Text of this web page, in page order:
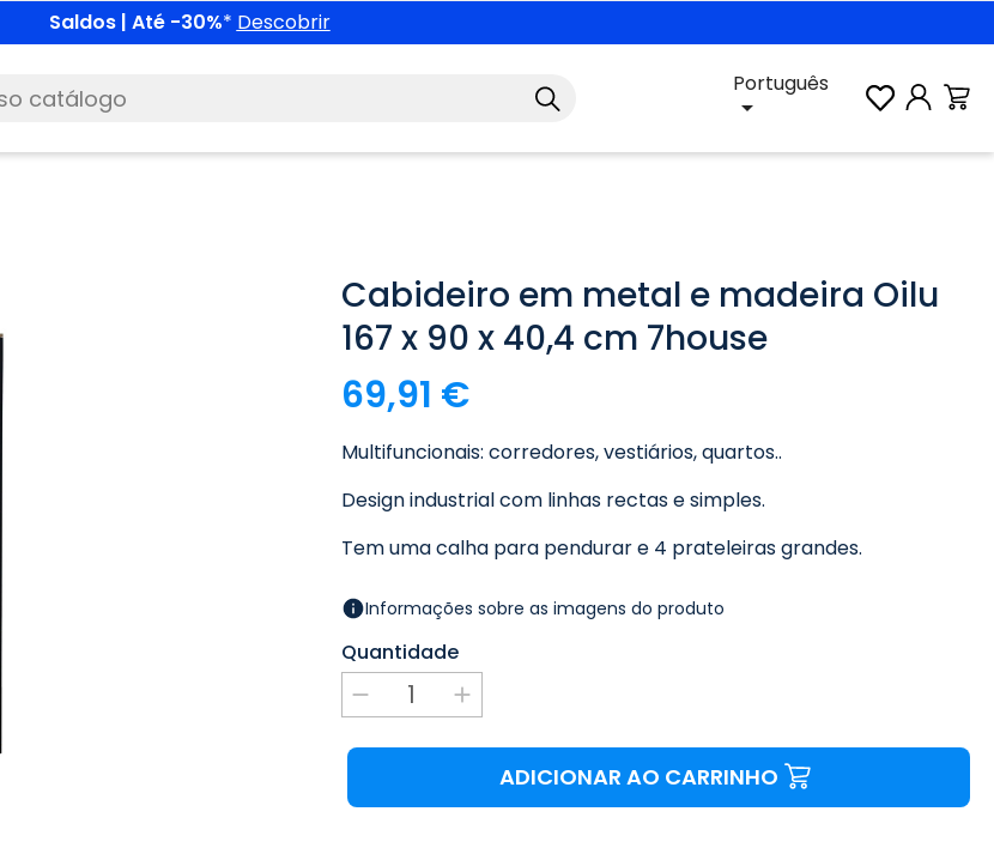
Saldos | Até -30%* Descobrir
Português

Cabideiro em metal e madeira Oilu
167 x 90 x 40,4 cm 7house
69,91 €
Multifuncionais: corredores, vestiários, quartos..
Design industrial com linhas rectas e simples.
Tem uma calha para pendurar e 4 prateleiras grandes.
Informações sobre as imagens do produto
Quantidade
ADICIONAR AO CARRINHO